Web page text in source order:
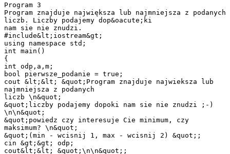
Program 3
Program znajduje największa lub najmniejsza z podanych
liczb. Liczby podajemy dop&oacute;ki
nam sie nie znudzi.
#include&lt;iostream&gt;
using namespace std;
int main()
{
int odp,a,m;
bool pierwsze_podanie = true;
cout &lt;&lt; &quot;Program znajduje najwieksza lub
najmniejsza z podanych
liczb \n&quot;
&quot;liczby podajemy dopoki nam sie nie znudzi ;-)
\n\n&quot;
&quot;powiedz czy interesuje Cie minimum, czy
maksimum? \n&quot;
&quot;(min - wcisnij 1, max - wcisnij 2) &quot;;
cin &gt;&gt; odp;
cout&lt;&lt; &quot;\n\n&quot;;